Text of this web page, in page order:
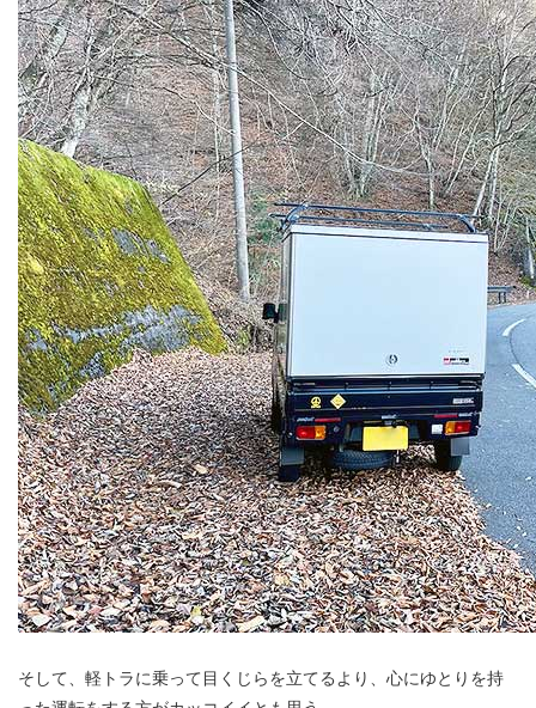
そして、軽トラに乗って目くじらを立てるより、心にゆとりを持